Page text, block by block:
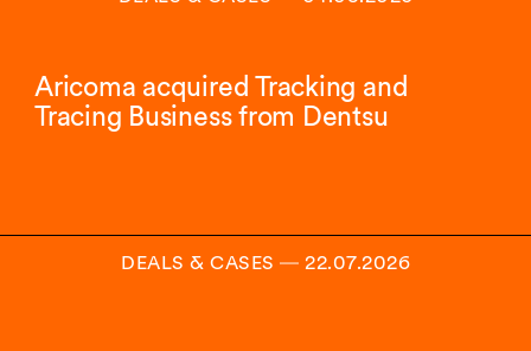
Aricoma acquired Tracking and
Tracing Business from Dentsu
DEALS & CASES ― 22.07.2026